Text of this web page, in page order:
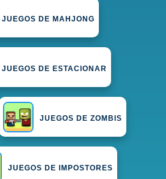
JUEGOS DE MAHJONG
JUEGOS DE ESTACIONAR
JUEGOS DE ZOMBIS
JUEGOS DE IMPOSTORES